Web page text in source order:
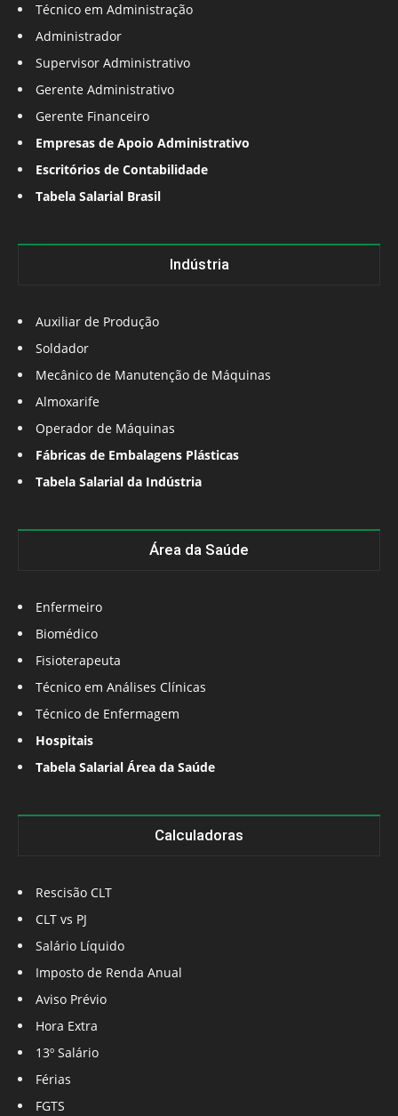
Técnico em Administração
Administrador
Supervisor Administrativo
Gerente Administrativo
Gerente Financeiro
Empresas de Apoio Administrativo
Escritórios de Contabilidade
Tabela Salarial Brasil
Indústria
Auxiliar de Produção
Soldador
Mecânico de Manutenção de Máquinas
Almoxarife
Operador de Máquinas
Fábricas de Embalagens Plásticas
Tabela Salarial da Indústria
Área da Saúde
Enfermeiro
Biomédico
Fisioterapeuta
Técnico em Análises Clínicas
Técnico de Enfermagem
Hospitais
Tabela Salarial Área da Saúde
Calculadoras
Rescisão CLT
CLT vs PJ
Salário Líquido
Imposto de Renda Anual
Aviso Prévio
Hora Extra
13º Salário
Férias
FGTS